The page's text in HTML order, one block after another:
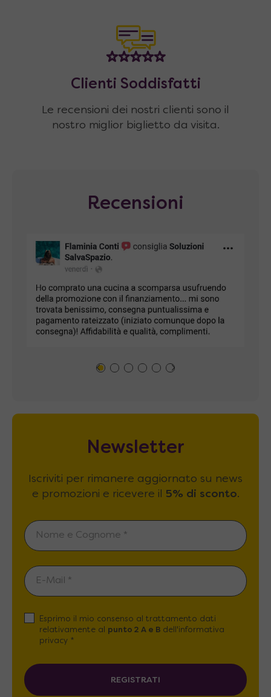
Clienti Soddisfatti
Le recensioni dei nostri clienti sono il
nostro miglior biglietto da visita.
Recensioni
Newsletter
Iscriviti per rimanere aggiornato su news
e promozioni e ricevere il 5% di sconto.
Esprimo il mio consenso al trattamento dati
relativamente al punto 2 A e B dell'informativa
privacy *
REGISTRATI